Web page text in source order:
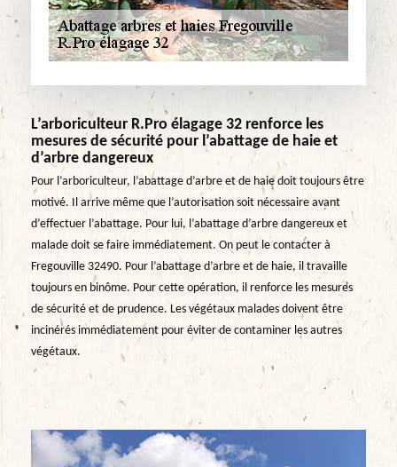
L’arboriculteur R.Pro élagage 32 renforce les
mesures de sécurité pour l’abattage de haie et
d’arbre dangereux
Pour l’arboriculteur, l’abattage d’arbre et de haie doit toujours être
motivé. Il arrive même que l’autorisation soit nécessaire avant
d’effectuer l’abattage. Pour lui, l’abattage d’arbre dangereux et
malade doit se faire immédiatement. On peut le contacter à
Fregouville 32490. Pour l’abattage d’arbre et de haie, il travaille
toujours en binôme. Pour cette opération, il renforce les mesures
de sécurité et de prudence. Les végétaux malades doivent être
incinérés immédiatement pour éviter de contaminer les autres
végétaux.